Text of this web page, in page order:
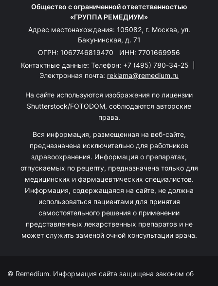
Общество с ограниченной ответственностью
«ГРУППА РЕМЕДИУМ»
Адрес местонахождения: 105082, г. Москва, ул.
Бакунинская, д. 71
ОГРН: 1067746819470 ИНН: 7701669956
Контактные данные: Телефон: +7 (495) 780-34-25
Электронная почта: reklama@remedium.ru
На сайте используются изображения по лицензии
Shutterstock/FOTODOM, соблюдаются авторские
права.
Вся информация, размещенная на веб-сайте,
предназначена исключительно для работников
здравоохранения. Информация о препаратах,
отпускаемых по рецепту, предназначена только для
медицинских и фармацевтических специалистов.
Информация, содержащаяся на сайте, не должна
использоваться пациентами для принятия
самостоятельного решения о применении
представленных лекарственных препаратов и не
может служить заменой очной консультации врача.
© Remedium. Информация сайта защищена законом об